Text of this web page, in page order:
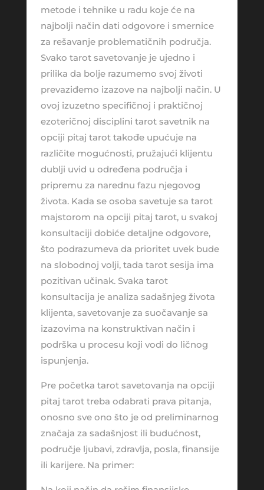
metode i tehnike u radu koje će na
najbolji način dati odgovore i smernice
za rešavanje problematičnih područja.
Svako tarot savetovanje je ujedno i
prilika da bolje razumemo svoj životi
prevaziđemo izazove na najbolji način. U
ovoj izuzetno specifičnoj i praktičnoj
ezoteričnoj disciplini tarot savetnik na
opciji pitaj tarot takođe upućuje na
različite mogućnosti, pružajući klijentu
dublji uvid u određena područja i
pripremu za narednu fazu njegovog
života. Kada se osoba savetuje sa tarot
majstorom na opciji pitaj tarot, u svakoj
konsultaciji dobiće detaljne odgovore,
što podrazumeva da prioritet uvek bude
na slobodnoj volji, tada tarot sesija ima
pozitivan učinak. Svaka tarot
konsultacija je analiza sadašnjeg života
klijenta, savetovanje za suočavanje sa
izazovima na konstruktivan način i
podrška u procesu koji vodi do ličnog
ispunjenja.
Pre početka tarot savetovanja na opciji
pitaj tarot treba odabrati prava pitanja,
onosno sve ono što je od preliminarnog
značaja za sadašnjost ili budućnost,
područje ljubavi, zdravlja, posla, finansije
ili karijere. Na primer: